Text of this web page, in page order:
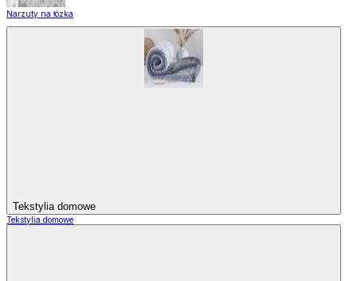
Narzuty na łózka
Tekstylia domowe
Tekstylia domowe